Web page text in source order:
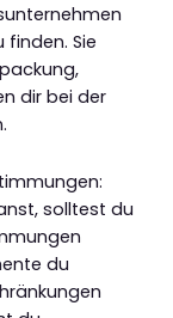
Sie
dir bei der
solltest du
du